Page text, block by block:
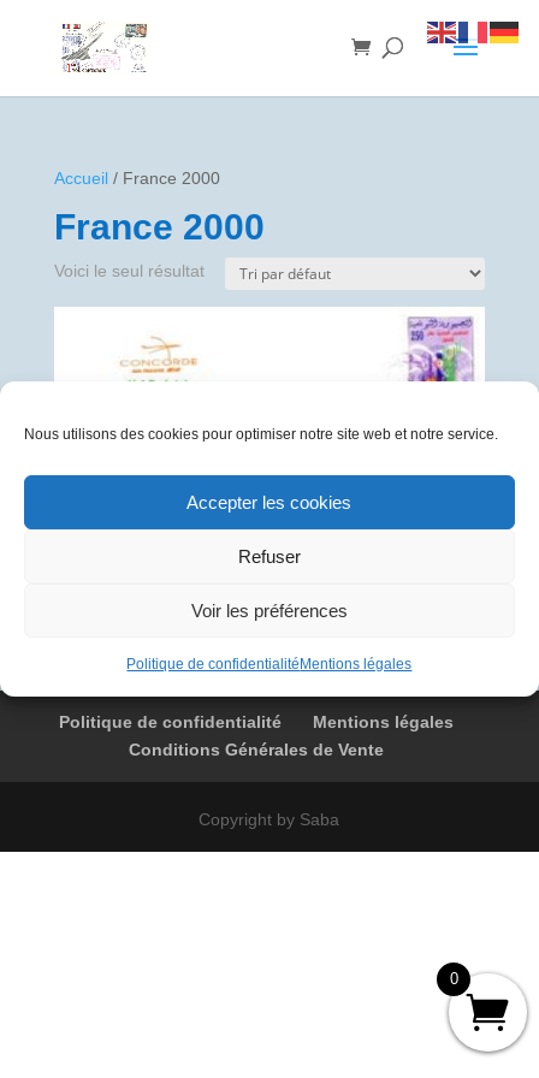
Nous utilisons des cookies pour optimiser notre site web et notre service.
Accepter les cookies
Refuser
Voir les préférences
Politique de confidentialité Mentions légales
Accueil/ France 2000
France 2000
Voici le seul résultat
Politique de confidentialité
Mentions légales
Conditions Générales de Vente
Copyright by Saba
0